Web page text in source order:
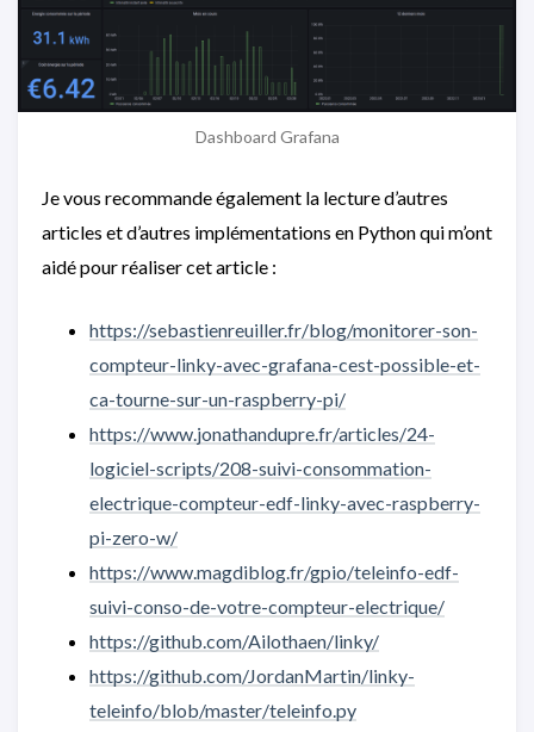
Dashboard Grafana
Je vous recommande également la lecture d’autres
articles et d’autres implémentations en Python qui m’ont
aidé pour réaliser cet article :
https://sebastienreuiller.fr/blog/monitorer-son-
compteur-linky-avec-grafana-cest-possible-et-
ca-tourne-sur-un-raspberry-pi/
https://www.jonathandupre.fr/articles/24-
logiciel-scripts/208-suivi-consommation-
electrique-compteur-edf-linky-avec-raspberry-
pi-zero-w/
https://www.magdiblog.fr/gpio/teleinfo-edf-
suivi-conso-de-votre-compteur-electrique/
https://github.com/Ailothaen/linky/
https://github.com/JordanMartin/linky-
teleinfo/blob/master/teleinfo.py